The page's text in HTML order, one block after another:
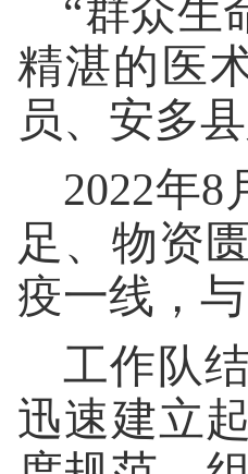
“群众生
精湛的医
员、安多
2022年
足、物资
疫一线，
工作队
迅速建立